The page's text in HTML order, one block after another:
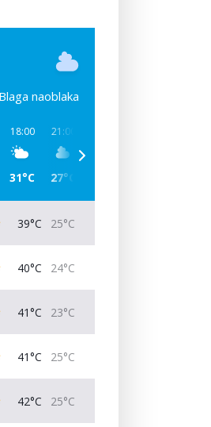
Blaga naoblaka
18:00
31°C
21:00
27°C
39°C 25°C
40°C 24°C
41°C 23°C
41°C 25°C
42°C 25°C